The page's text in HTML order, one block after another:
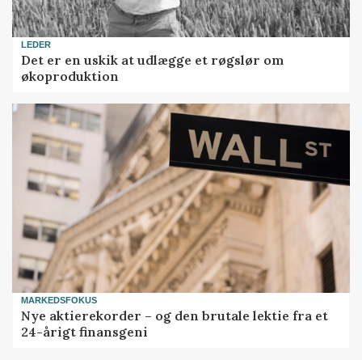
LEDER
Det er en uskik at udlægge et røgslør om
økoproduktion
MARKEDSFOKUS
Nye aktierekorder – og den brutale lektie fra et
24-årigt finansgeni